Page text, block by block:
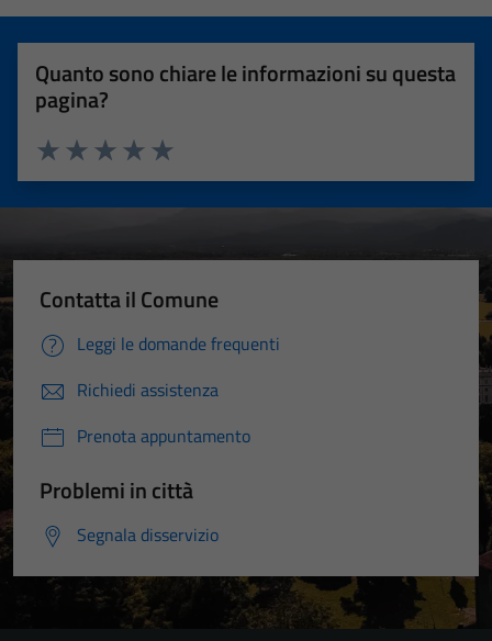
Quanto sono chiare le informazioni su questa
pagina?
Valuta 5 stelle su 5
Valuta 4 stelle su 5
Valuta 3 stelle su 5
Valuta 2 stelle su 5
Valuta 1 stelle su 5
Contatta il Comune
Leggi le domande frequenti
Richiedi assistenza
Prenota appuntamento
Problemi in città
Segnala disservizio